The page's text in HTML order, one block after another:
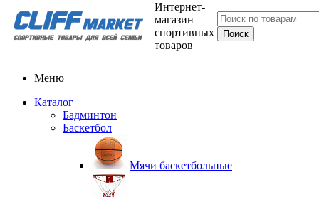
Интернет-
магазин
спортивных
товаров
Меню
Каталог
Бадминтон
Баскетбол
Мячи баскетбольные